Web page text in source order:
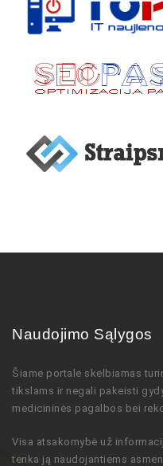
Naudojimo Sąlygos
Šiame portale skelbiamas
tikslams ir negali pakeisti
medicininės pagalbos bei
Visa atsakomybė už
tenka ją naudojantiems